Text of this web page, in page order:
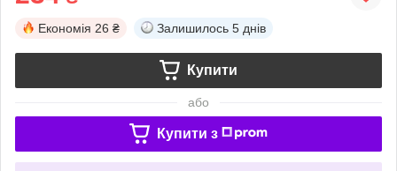
Економія 26 ₴ Залишилось 5 днів
Купити
або
Купити з